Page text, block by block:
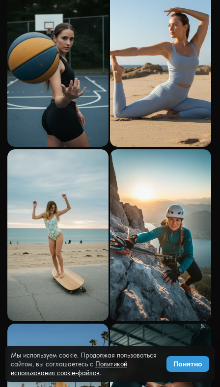
Мы используем cookie. Продолжая пользоваться
сайтом, вы соглашаетесь с Политикой
использования cookie-файлов.
Понятно